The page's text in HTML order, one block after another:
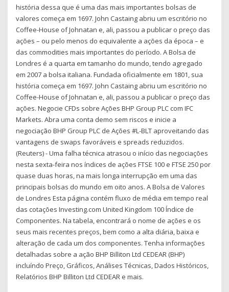
história dessa que é uma das mais importantes bolsas de
valores começa em 1697. John Castaing abriu um escritório no
Coffee-House of Johnatan e, ali, passou a publicar o preço das
ações – ou pelo menos do equivalente a ações da época – e
das commodities mais importantes do período. A Bolsa de
Londres é a quarta em tamanho do mundo, tendo agregado
em 2007 a bolsa italiana. Fundada oficialmente em 1801, sua
história começa em 1697. John Castaing abriu um escritório no
Coffee-House of Johnatan e, ali, passou a publicar o preço das
ações. Negocie CFDs sobre Ações BHP Group PLC com IFC
Markets. Abra uma conta demo sem riscos e inicie a
negociação BHP Group PLC de Ações #L-BLT aproveitando das
vantagens de swaps favoráveis e spreads reduzidos.
(Reuters) - Uma falha técnica atrasou o início das negociações
nesta sexta-feira nos índices de ações FTSE 100 e FTSE 250 por
quase duas horas, na mais longa interrupção em uma das
principais bolsas do mundo em oito anos. A Bolsa de Valores
de Londres Esta página contém fluxo de média em tempo real
das cotações Investing.com United Kingdom 100 Índice de
Componentes. Na tabela, encontrará o nome de ações e os
seus mais recentes preços, bem como a alta diária, baixa e
alteração de cada um dos componentes. Tenha informações
detalhadas sobre a ação BHP Billiton Ltd CEDEAR (BHP)
incluíndo Preço, Gráficos, Análises Técnicas, Dados Históricos,
Relatórios BHP Billiton Ltd CEDEAR e mais.